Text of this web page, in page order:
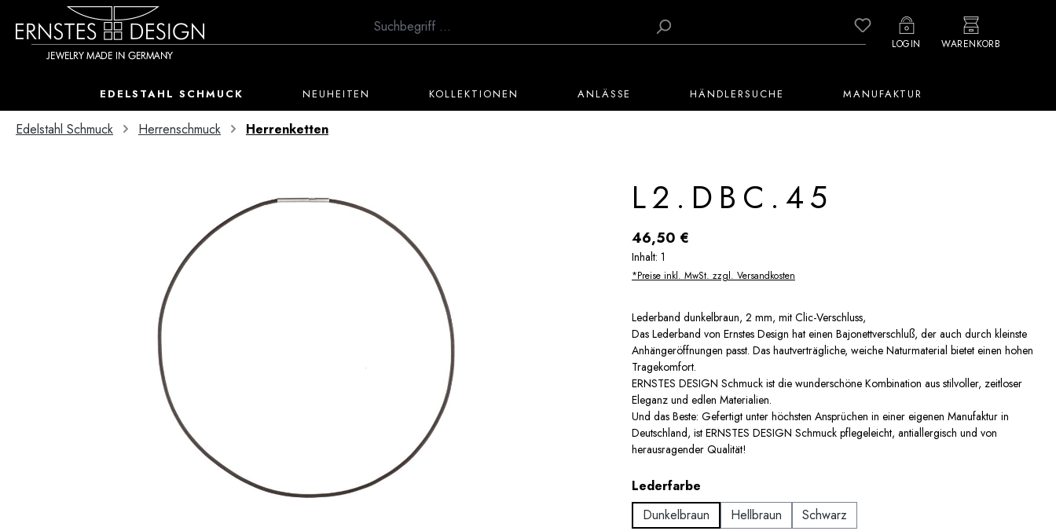
Hauptinhalt springen
Zur Suche springen
Zur Hauptnavigation springen Du hast 0 Produkte auf dem
LOGIN WARENKORB
EDELSTAHL SCHMUCK NEUHEITEN KOLLEKTIONEN ANLÄSSE HÄNDLERSUCHE MANUFAKTUR
Edelstahl Schmuck Herrenschmuck Herrenketten
L2.DBC.45
Regulärer Preis:
46,50 €
Inhalt: 1
*Preise inkl. MwSt. zzgl. Versandkosten
Lederband dunkelbraun, 2 mm, mit Clic-Verschluss,
Das Lederband von Ernstes Design hat einen Bajonettverschluß, der auch durch kleinste
Anhängeröffnungen passt. Das hautverträgliche, weiche Naturmaterial bietet einen hohen
Tragekomfort.
ERNSTES DESIGN Schmuck ist die wunderschöne Kombination aus stilvoller, zeitloser
Eleganz und edlen Materialien.
Und das Beste: Gefertigt unter höchsten Ansprüchen in einer eigenen Manufaktur in
Deutschland, ist ERNSTES DESIGN Schmuck pflegeleicht, antiallergisch und von
herausragender Qualität!
Lederfarbe
Dunkelbraun
Hellbraun
Schwarz